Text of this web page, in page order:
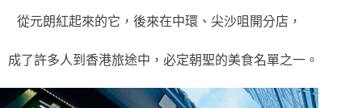
從元朗紅起來的它，後來在中環、尖沙咀開分店，
成了許多人到香港旅途中，必定朝聖的美食名單之一。